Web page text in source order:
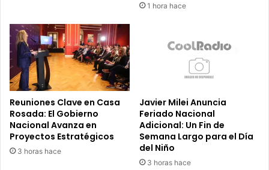
1 hora hace
Reuniones Clave en Casa
Rosada: El Gobierno
Nacional Avanza en
Proyectos Estratégicos
3 horas hace
Javier Milei Anuncia
Feriado Nacional
Adicional: Un Fin de
Semana Largo para el Día
del Niño
3 horas hace